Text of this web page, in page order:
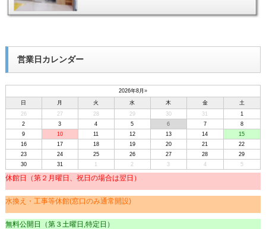
営業日カレンダー
2026年8月 »
日
月 火 水 木 金
土
26
27 28 29 30 31
1
2
3 4 5 6 7
8
9
10 11 12 13 14
15
16
17 18 19 20 21
22
23
24 25 26 27 28
29
30
31 2 3 4 5
休館日（第２月曜日、祝日の場合は翌日）
水換え・工事等休館(窓口のみ通常開設)
無料公開日（第３土曜日,特定日）